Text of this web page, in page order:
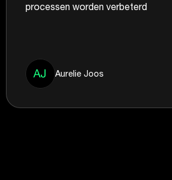
processen worden verbeterd
Aurelie Joos